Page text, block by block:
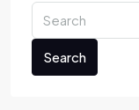
Search